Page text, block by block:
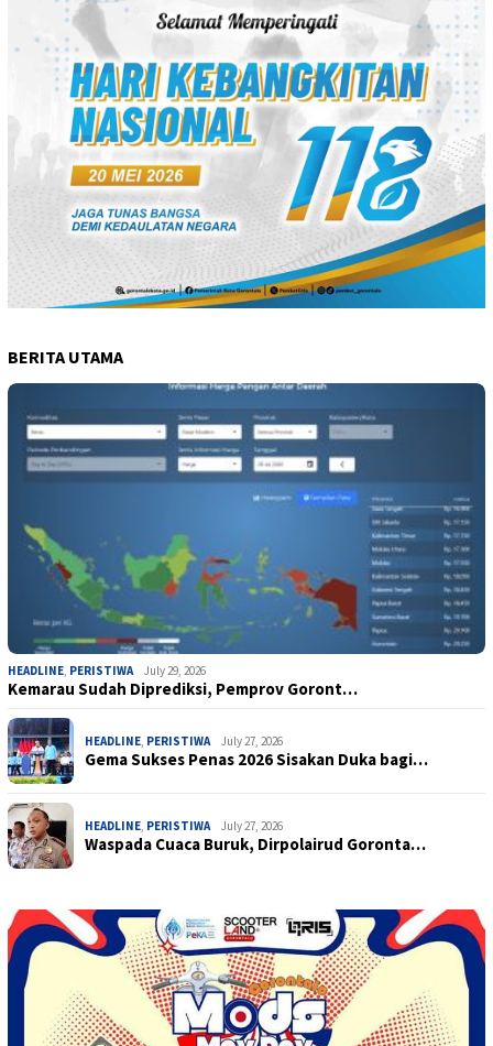
BERITA UTAMA
HEADLINE PERISTIWA July 29, 2026
Kemarau Sudah Diprediksi, Pemprov Goront…
HEADLINE PERISTIWA July 27, 2026
Gema Sukses Penas 2026 Sisakan Duka bagi…
HEADLINE PERISTIWA July 27, 2026
Waspada Cuaca Buruk, Dirpolairud Goronta…